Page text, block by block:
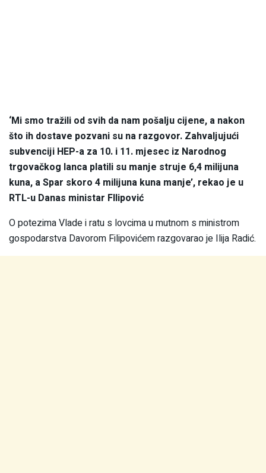
‘Mi smo tražili od svih da nam pošalju cijene, a nakon
što ih dostave pozvani su na razgovor. Zahvaljujući
subvenciji HEP-a za 10. i 11. mjesec iz Narodnog
trgovačkog lanca platili su manje struje 6,4 milijuna
kuna, a Spar skoro 4 milijuna kuna manje’, rekao je u
RTL-u Danas ministar FIlipović
O potezima Vlade i ratu s lovcima u mutnom s ministrom
gospodarstva Davorom Filipovićem razgovarao je Ilija Radić.